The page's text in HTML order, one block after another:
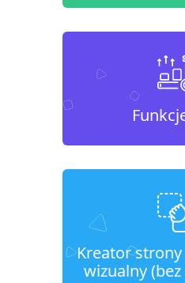
Kreator
wizualny